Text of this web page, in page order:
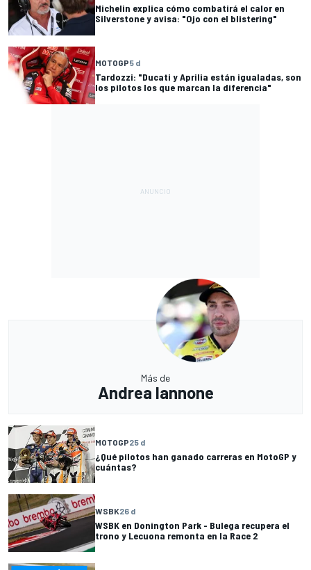
Michelin explica cómo combatirá el calor en
Silverstone y avisa: "Ojo con el blistering"
MOTOGP5 d
Tardozzi: "Ducati y Aprilia están igualadas, son
los pilotos los que marcan la diferencia"
Más de
Andrea Iannone
MOTOGP25 d
¿Qué pilotos han ganado carreras en MotoGP y
cuántas?
WSBK26 d
WSBK en Donington Park - Bulega recupera el
trono y Lecuona remonta en la Race 2